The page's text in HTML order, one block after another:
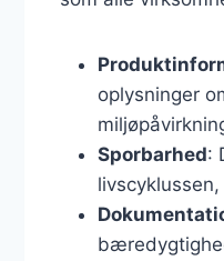
oplysninger
Sporbarhed: